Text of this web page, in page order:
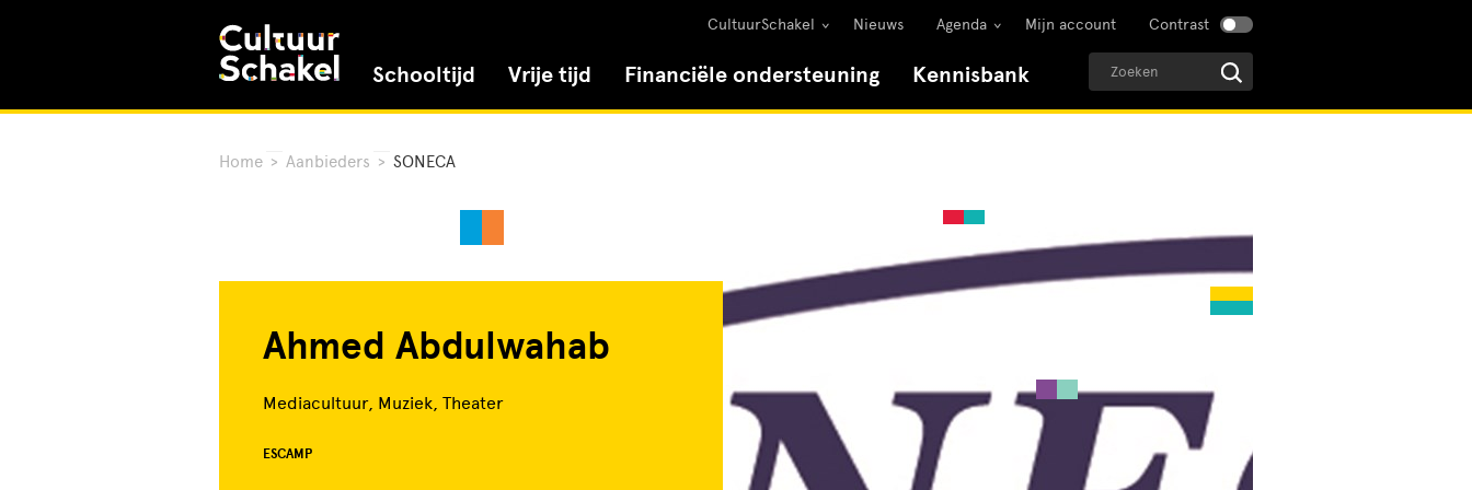
CultuurSchakel Nieuws Agenda Mijn account Contrast
Schooltijd Vrije tijd Financiële ondersteuning Kennisbank
Home > Aanbieders > SONECA
Ahmed Abdulwahab
Mediacultuur, Muziek, Theater
ESCAMP